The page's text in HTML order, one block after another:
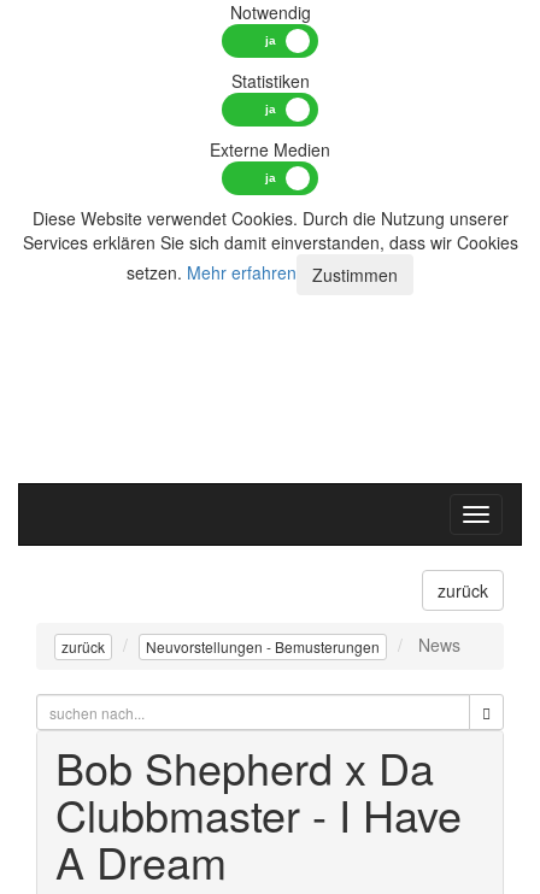
Notwendig
Statistiken
Externe Medien
Diese Website verwendet Cookies. Durch die Nutzung unserer
Services erklären Sie sich damit einverstanden, dass wir Cookies
setzen. Mehr erfahren Zustimmen
Toggle
zurück
zurück Neuvorstellungen - Bemusterungen News
Bob Shepherd x Da
Clubbmaster - I Have
A Dream